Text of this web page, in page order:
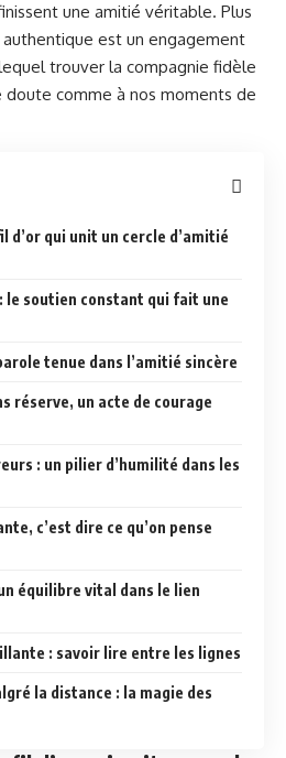
une amitié véritable. Plus
authentique est un engagement
trouver la compagnie fidèle
doute comme à nos moments de
d’or qui unit un cercle d’amitié
le soutien constant qui fait une
tenue dans l’amitié sincère
réserve, un acte de courage
: un pilier d’humilité dans les
c’est dire ce qu’on pense
équilibre vital dans le lien
: savoir lire entre les lignes
la distance : la magie des